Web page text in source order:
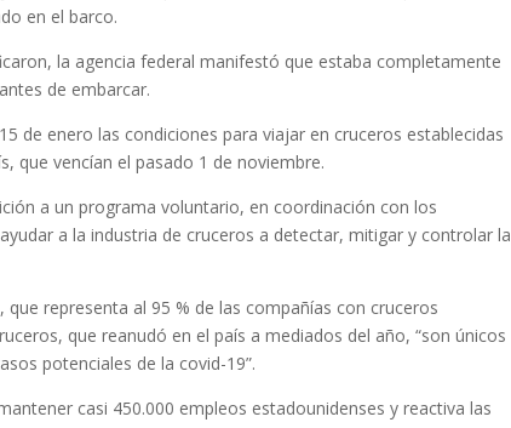
en el barco.
la agencia federal manifestó que estaba completamente
de embarcar.
de enero las condiciones para viajar en cruceros establecidas
que vencían el pasado 1 de noviembre.
a un programa voluntario, en coordinación con los
a la industria de cruceros a detectar, mitigar y controlar la
representa al 95 % de las compañías con cruceros
que reanudó en el país a mediados del año, “son únicos
potenciales de la covid-19”.
casi 450.000 empleos estadounidenses y reactiva las